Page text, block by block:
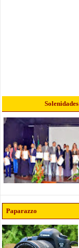
Solenidades
Paparazzo